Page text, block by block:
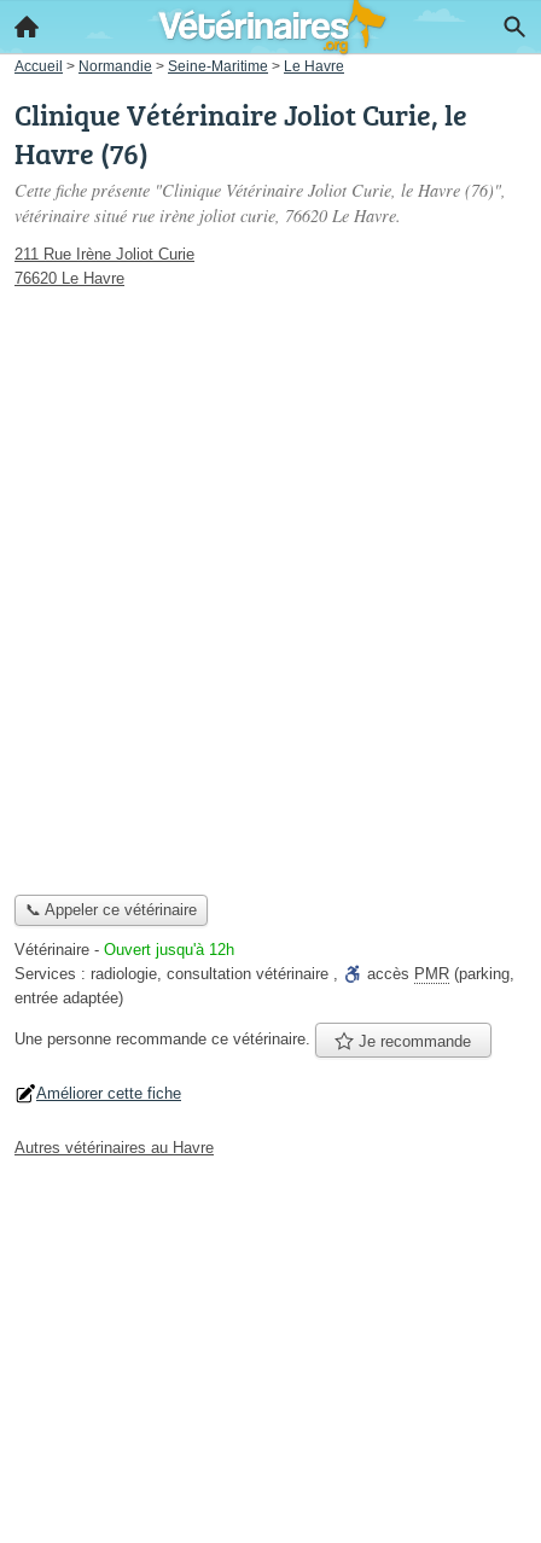
Accueil > Normandie > Seine-Maritime > Le Havre
Clinique Vétérinaire Joliot Curie, le
Havre (76)
Cette fiche présente "Clinique Vétérinaire Joliot Curie, le Havre (76)",
vétérinaire situé rue irène joliot curie, 76620 Le Havre.
211 Rue Irène Joliot Curie
76620 Le Havre
📞 Appeler ce vétérinaire
Vétérinaire - Ouvert jusqu'à 12h
Services : radiologie, consultation vétérinaire , accès PMR (parking,
entrée adaptée)
Une personne recommande ce vétérinaire. Je recommande
Améliorer cette fiche
Autres vétérinaires au Havre